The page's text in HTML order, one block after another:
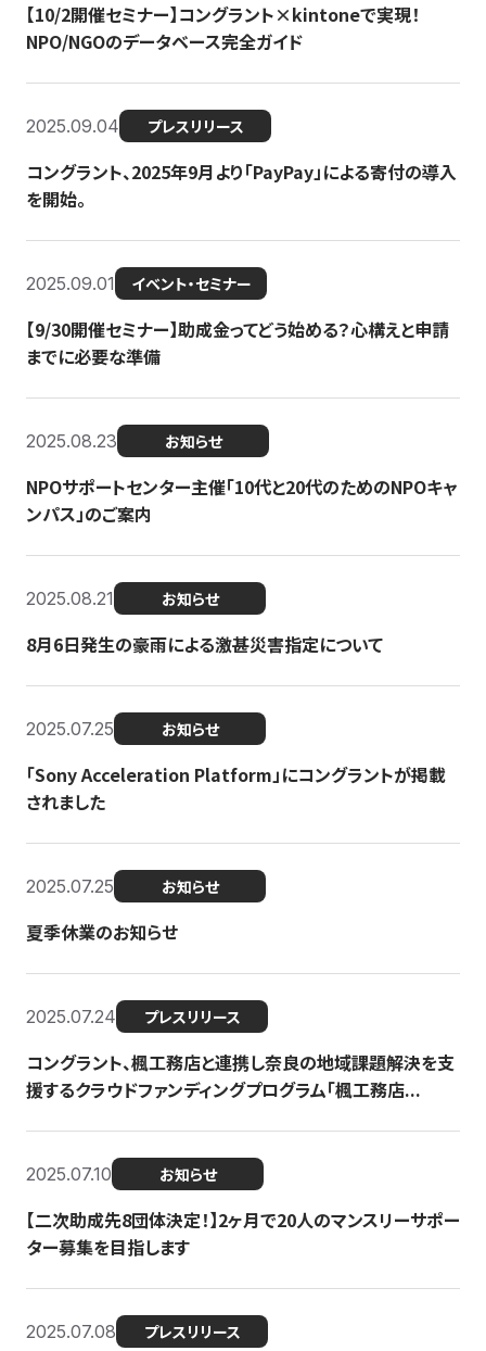
【10/2開催セミナー】コングラント×kintoneで実現！
NPO/NGOのデータベース完全ガイド
2025.09.04 プレスリリース
コングラント、2025年9月より「PayPay」による寄付の導入
を開始。
2025.09.01 イベント・セミナー
【9/30開催セミナー】助成金ってどう始める？心構えと申請
までに必要な準備
2025.08.23 お知らせ
NPOサポートセンター主催「10代と20代のためのNPOキャ
ンパス」のご案内
2025.08.21 お知らせ
8月6日発生の豪雨による激甚災害指定について
2025.07.25 お知らせ
「Sony Acceleration Platform」にコングラントが掲載
されました
2025.07.25 お知らせ
夏季休業のお知らせ
2025.07.24 プレスリリース
コングラント、楓工務店と連携し奈良の地域課題解決を支
援するクラウドファンディングプログラム「楓工務店...
2025.07.10 お知らせ
【二次助成先8団体決定！】2ヶ月で20人のマンスリーサポー
ター募集を目指します
2025.07.08 プレスリリース